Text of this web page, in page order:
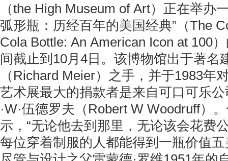
（the High Museum of Art）正在举办
弧形瓶：历经百年的美国经典”（The
Cola Bottle: An American Icon at 100
间截止到10月4日。该博物馆出于著名
（Richard Meier）之手，并于1983年
艺术展最大的捐款者是来自可口可乐
·W·伍德罗夫（Robert W Woodruff）
示，“无论他去到那里，无论该会花费
每位穿着制服的人都能得到一瓶价值